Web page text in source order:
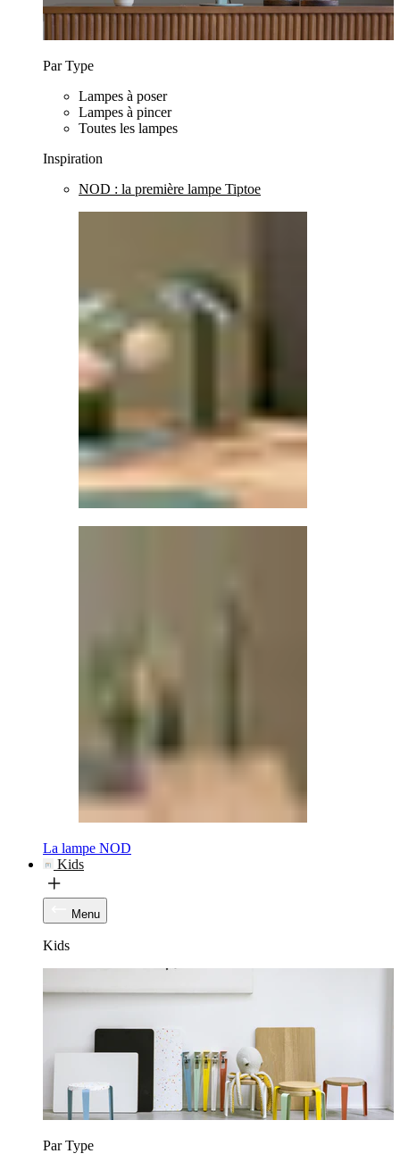
Par Type
Lampes à poser
Lampes à pincer
Toutes les lampes
Inspiration
NOD : la première lampe Tiptoe
La lampe NOD
Kids
Menu
Kids
Par Type